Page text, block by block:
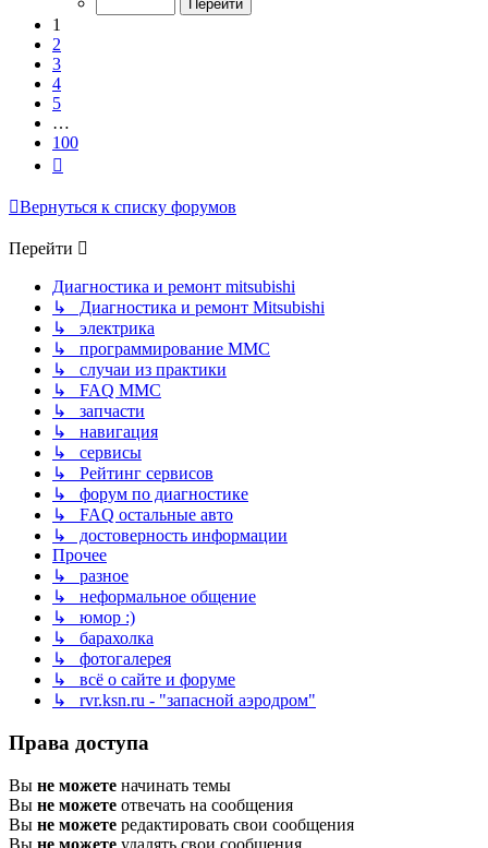
1
2
3
4
5
…
100
Вернуться к списку форумов
Перейти
Диагностика и ремонт mitsubishi
↳ Диагностика и ремонт Mitsubishi
↳ электрика
↳ программирование MMC
↳ случаи из практики
↳ FAQ MMC
↳ запчасти
↳ навигация
↳ сервисы
↳ Рейтинг сервисов
↳ форум по диагностике
↳ FAQ остальные авто
↳ достоверность информации
Прочее
↳ разное
↳ неформальное общение
↳ юмор :)
↳ барахолка
↳ фотогалерея
↳ всё о сайте и форуме
↳ rvr.ksn.ru - "запасной аэродром"
Права доступа
Вы не можете начинать темы
Вы не можете отвечать на сообщения
Вы не можете редактировать свои сообщения
Вы не можете удалять свои сообщения